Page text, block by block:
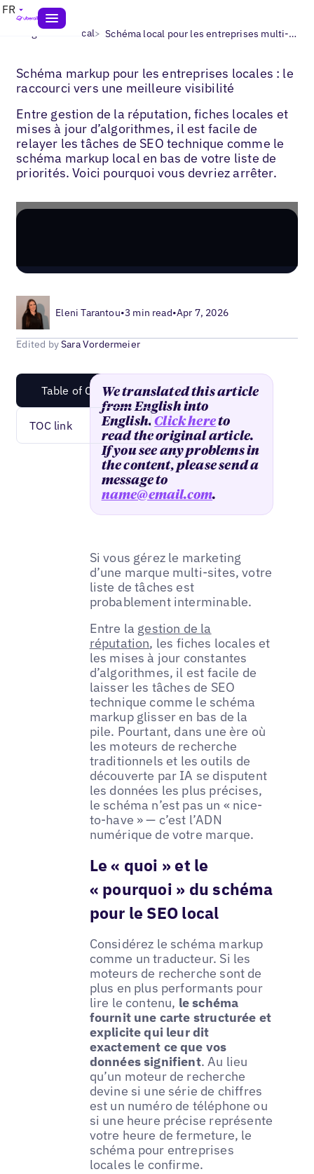
FR
Blogs> SEO local> Schéma local pour les entreprises multi-sites
Schéma markup pour les entreprises locales : le
raccourci vers une meilleure visibilité
Entre gestion de la réputation, fiches locales et
mises à jour d’algorithmes, il est facile de
relayer les tâches de SEO technique comme le
schéma markup local en bas de votre liste de
priorités. Voici pourquoi vous devriez arrêter.
Eleni Tarantou•3 min read•Apr 7, 2026
Edited bySara Vordermeier
Table of Content
TOC link
We translated this article
from English into
English.Click hereto
read the original article.
If you see any problems in
the content, please send a
message to
name@email.com.
Si vous gérez le marketing
d’une marque multi-sites, votre
liste de tâches est
probablement interminable.
Entre la gestion de la
réputation, les fiches locales et
les mises à jour constantes
d’algorithmes, il est facile de
laisser les tâches de SEO
technique comme le schéma
markup glisser en bas de la
pile. Pourtant, dans une ère où
les moteurs de recherche
traditionnels et les outils de
découverte par IA se disputent
les données les plus précises,
le schéma n’est pas un « nice-
to-have » — c’est l’ADN
numérique de votre marque.
Le « quoi » et le
« pourquoi » du schéma
pour le SEO local
Considérez le schéma markup
comme un traducteur. Si les
moteurs de recherche sont de
plus en plus performants pour
lire le contenu, le schéma
fournit une carte structurée et
explicite qui leur dit
exactement ce que vos
données signifient. Au lieu
qu’un moteur de recherche
devine si une série de chiffres
est un numéro de téléphone ou
si une heure précise représente
votre heure de fermeture, le
schéma pour entreprises
locales le confirme.